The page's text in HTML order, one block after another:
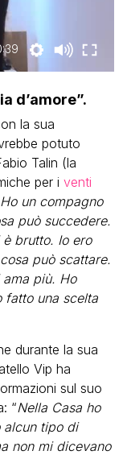
d’amore”.
la sua
potuto
Talin (la
per i venti
Ho un compagno
può succedere.
brutto. Io ero
può scattare.
più. Ho
fatto una scelta
durante la sua
Vip ha
sul suo
“Nella Casa ho
alcun tipo di
non mi dicevano